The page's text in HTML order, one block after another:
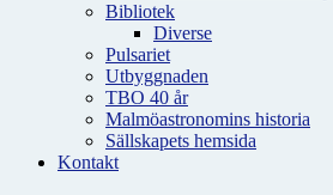
Bibliotek
Diverse
Pulsariet
Utbyggnaden
TBO 40 år
Malmöastronomins historia
Sällskapets hemsida
Kontakt